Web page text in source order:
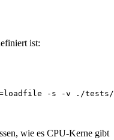
ist:
-s -v ./tests/
wie es CPU-Kerne gibt